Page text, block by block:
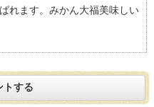
すめ度：4
れます。みかん大福美味しい
トする